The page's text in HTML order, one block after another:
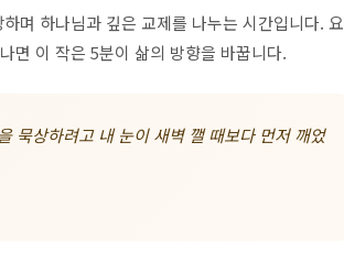
며 하나님과 깊은 교제를 나누는 시간입니다. 요
면 이 작은 5분이 삶의 방향을 바꿉니다.
묵상하려고 내 눈이 새벽 깰 때보다 먼저 깨었